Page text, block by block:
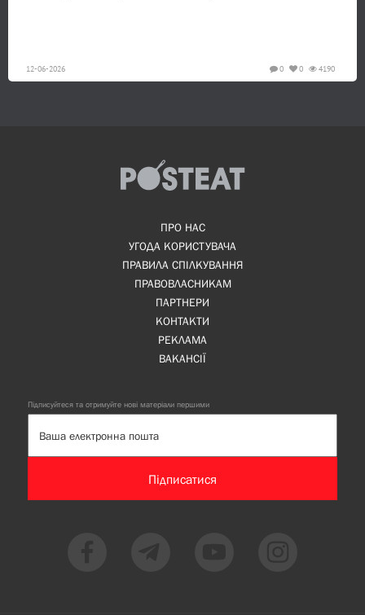
12-06-2026 4190
0
0
ПРО НАС
УГОДА КОРИСТУВАЧА
ПРАВИЛА СПІЛКУВАННЯ
ПРАВОВЛАСНИКАМ
ПАРТНЕРИ
КОНТАКТИ
РЕКЛАМА
ВАКАНСІЇ
Підписуйтеся та отримуйте нові матеріали першими
Підписатися